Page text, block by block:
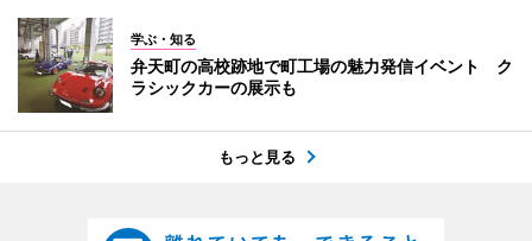
学ぶ・知る
弁天町の高校跡地で町工場の魅力発信イベント ク
ラシックカーの展示も
もっと見る